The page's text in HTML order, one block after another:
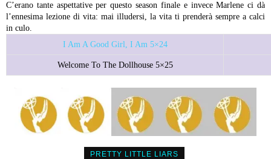
C’erano tante aspettative per questo season finale e invece Marlene ci dà
l’ennesima lezione di vita: mai illudersi, la vita ti prenderà sempre a calci
in culo.
I Am A Good Girl, I Am 5×24
Welcome To The Dollhouse 5×25
PRETTY LITTLE LIARS